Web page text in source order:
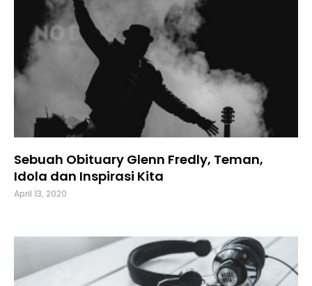
Sebuah Obituary Glenn Fredly, Teman,
Idola dan Inspirasi Kita
April 13, 2020